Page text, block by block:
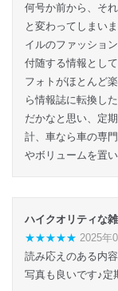
何号か前から、そ
と変わってしまい
イルのファッショ
付随する情報とし
フォトがほとんど
ら情報誌に転換し
だかなと思い、定
計、車なら車の専
やボリュームを置
ハイクオリティな
★★★★★ 2025年
読み応えのある内
写真も良いです♪定